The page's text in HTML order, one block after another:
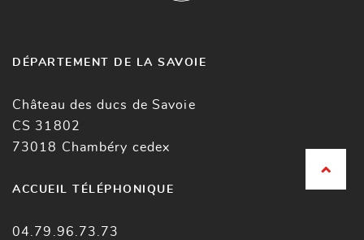
DÉPARTEMENT DE LA SAVOIE
Château des ducs de Savoie
CS 31802
73018 Chambéry cedex
ACCUEIL TÉLÉPHONIQUE
04.79.96.73.73